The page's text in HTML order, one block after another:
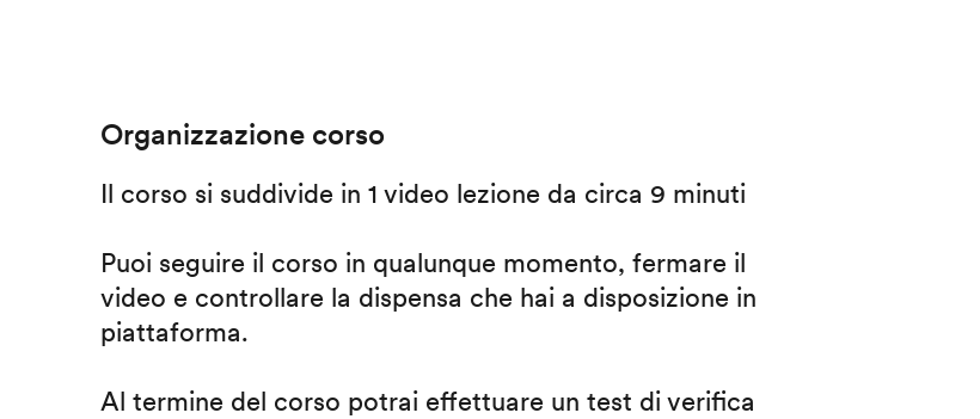
Organizzazione corso
Il corso si suddivide in 1 video lezione da circa 9 minuti
Puoi seguire il corso in qualunque momento, fermare il
video e controllare la dispensa che hai a disposizione in
piattaforma.
Al termine del corso potrai effettuare un test di verifica